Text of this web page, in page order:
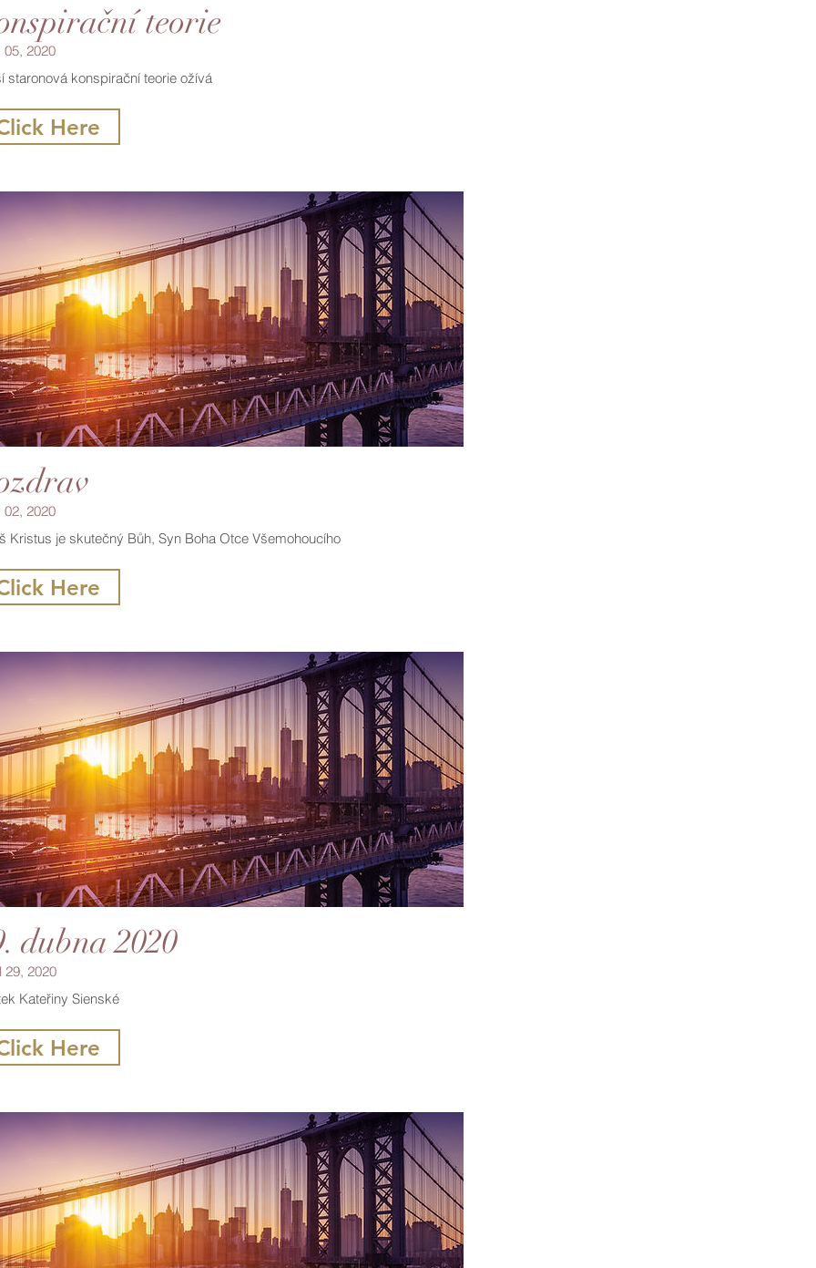
teorie
05, 2020
staronová konspirační teorie ožívá
Here
02, 2020
Kristus je skutečný Bůh, Syn Boha Otce Všemohoucího
Here
dubna 2020
29, 2020
Kateřiny Sienské
Here